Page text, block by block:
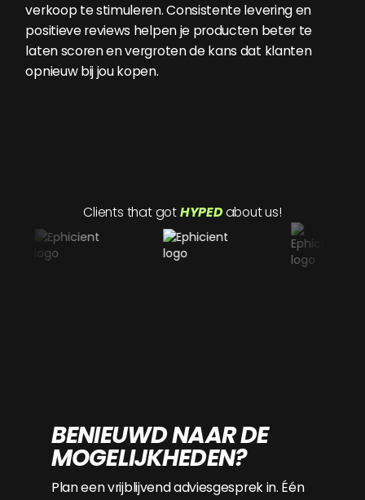
verkoop te stimuleren. Consistente levering en
positieve reviews helpen je producten beter te
laten scoren en vergroten de kans dat klanten
opnieuw bij jou kopen.
Clients that gotHYPEDabout us!
BENIEUWD NAAR DE
MOGELIJKHEDEN?
Plan een vrijblijvend adviesgesprek in. Één